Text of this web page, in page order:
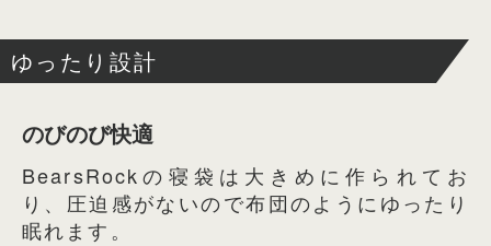
ゆったり設計
のびのび快適
BearsRockの寝袋は大きめに作られてお
り、圧迫感がないので布団のようにゆったり
眠れます。